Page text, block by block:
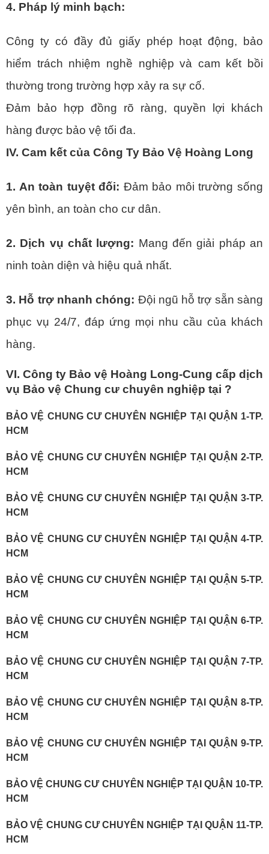
4. Pháp lý minh bạch:
Công ty có đầy đủ giấy phép hoạt động, bảo
hiểm trách nhiệm nghề nghiệp và cam kết bồi
thường trong trường hợp xảy ra sự cố.
Đảm bảo hợp đồng rõ ràng, quyền lợi khách
hàng được bảo vệ tối đa.
IV. Cam kết của Công Ty Bảo Vệ Hoàng Long
1. An toàn tuyệt đối: Đảm bảo môi trường sống
yên bình, an toàn cho cư dân.
2. Dịch vụ chất lượng: Mang đến giải pháp an
ninh toàn diện và hiệu quả nhất.
3. Hỗ trợ nhanh chóng: Đội ngũ hỗ trợ sẵn sàng
phục vụ 24/7, đáp ứng mọi nhu cầu của khách
hàng.
VI. Công ty Bảo vệ Hoàng Long-Cung cấp dịch
vụ Bảo vệ Chung cư chuyên nghiệp tại ?
BẢO VỆ CHUNG CƯ CHUYÊN NGHIỆP TẠI QUẬN 1-TP.
HCM
BẢO VỆ CHUNG CƯ CHUYÊN NGHIỆP TẠI QUẬN 2-TP.
HCM
BẢO VỆ CHUNG CƯ CHUYÊN NGHIỆP TẠI QUẬN 3-TP.
HCM
BẢO VỆ CHUNG CƯ CHUYÊN NGHIỆP TẠI QUẬN 4-TP.
HCM
BẢO VỆ CHUNG CƯ CHUYÊN NGHIỆP TẠI QUẬN 5-TP.
HCM
BẢO VỆ CHUNG CƯ CHUYÊN NGHIỆP TẠI QUẬN 6-TP.
HCM
BẢO VỆ CHUNG CƯ CHUYÊN NGHIỆP TẠI QUẬN 7-TP.
HCM
BẢO VỆ CHUNG CƯ CHUYÊN NGHIỆP TẠI QUẬN 8-TP.
HCM
BẢO VỆ CHUNG CƯ CHUYÊN NGHIỆP TẠI QUẬN 9-TP.
HCM
BẢO VỆ CHUNG CƯ CHUYÊN NGHIỆP TẠI QUẬN 10-TP.
HCM
BẢO VỆ CHUNG CƯ CHUYÊN NGHIỆP TẠI QUẬN 11-TP.
HCM